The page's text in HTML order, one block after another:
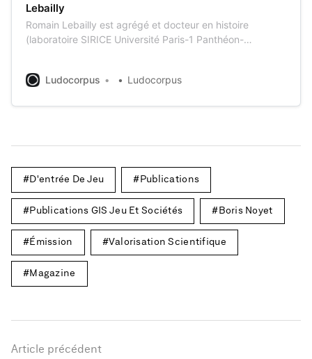
Lebailly
Romain Lebailly est agrégé et docteur en histoire
(laboratoire SIRICE Université Paris-1 Panthéon-
première édition du prix des Fondateurs du GIS Jeu et
Ludocorpus Ludocorpus
D'entrée De Jeu Publications
Publications GIS Jeu Et Sociétés Boris Noyet
Émission Valorisation Scientifique
Magazine
Article précédent